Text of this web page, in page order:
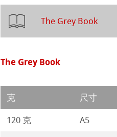
绘画纸 Stella
The Grey Book
The Grey Book
克 尺寸
120 克 A5